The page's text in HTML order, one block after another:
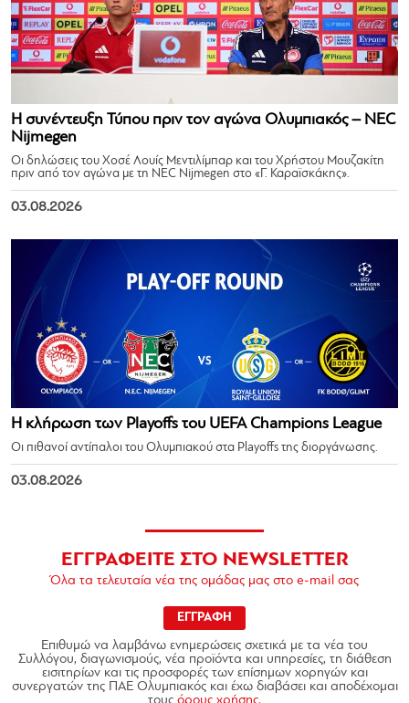
Η συνέντευξη Τύπου πριν τον αγώνα Ολυμπιακός – NEC
Nijmegen
Οι δηλώσεις του Χοσέ Λουίς Μεντιλίμπαρ και του Χρήστου Μουζακίτη
πριν από τον αγώνα με τη NEC Nijmegen στο «Γ. Καραϊσκάκης».
03.08.2026
Η κλήρωση των Playoffs του UEFA Champions League
Οι πιθανοί αντίπαλοι του Ολυμπιακού στα Playoffs της διοργάνωσης.
03.08.2026
ΕΓΓΡΑΦΕΙΤΕ ΣΤΟ NEWSLETTER
Όλα τα τελευταία νέα της ομάδας μας στο e-mail σας
ΕΓΓΡΑΦΗ
Επιθυμώ να λαμβάνω ενημερώσεις σχετικά με τα νέα του
Συλλόγου, διαγωνισμούς, νέα προϊόντα και υπηρεσίες, τη διάθεση
εισιτηρίων και τις προσφορές των επίσημων χορηγών και
συνεργατών της ΠΑΕ Ολυμπιακός και έχω διαβάσει και αποδέχομαι